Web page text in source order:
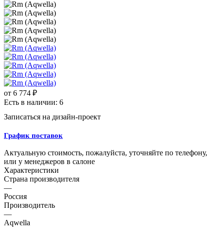
от 6 774 ₽
Есть в наличии: 6
Записаться на дизайн-проект
График поставок
Актуальную стоимость, пожалуйста, уточняйте по телефону,
или у менеджеров в салоне
Характеристики
Страна производителя
—
Россия
Производитель
—
Aqwella